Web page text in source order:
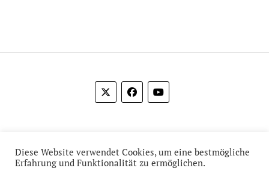
Diese Website verwendet Cookies, um eine bestmögliche
Erfahrung und Funktionalität zu ermöglichen.